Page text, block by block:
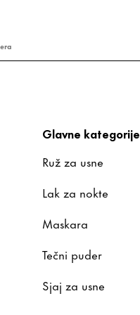
Glavne kategorije
Ruž za usne
Lak za nokte
Maskara
Tečni puder
Sjaj za usne